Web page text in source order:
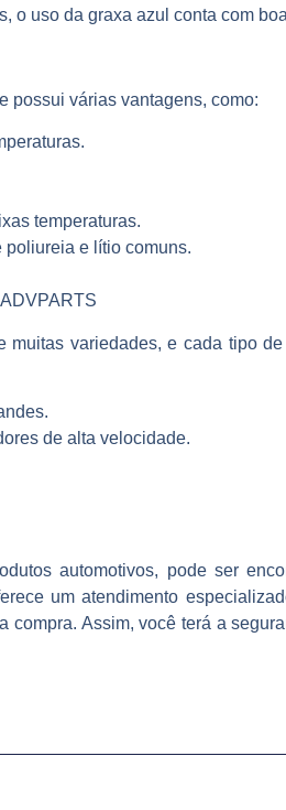
o uso da graxa azul conta com
possui várias vantagens, como:
temperaturas.
e lítio comuns.
muitas variedades, e cada tipo
de alta velocidade.
automotivos, pode ser
um atendimento
compra. Assim, você terá a